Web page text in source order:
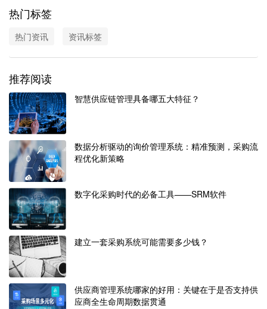
热门标签
热门资讯 资讯标签
推荐阅读
智慧供应链管理具备哪五大特征？
数据分析驱动的询价管理系统：精准预测，采购流
程优化新策略
数字化采购时代的必备工具——SRM软件
建立一套采购系统可能需要多少钱？
供应商管理系统哪家的好用：关键在于是否支持供
应商全生命周期数据贯通